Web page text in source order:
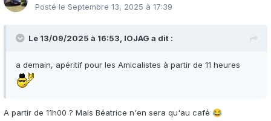
Posté le Septembre 13, 2025 à 17:39
Le 13/09/2025 à 16:53, IOJAG a dit :
a demain, apéritif pour les Amicalistes à partir de 11 heures
A partir de 11h00 ? Mais Béatrice n'en sera qu'au café 😂